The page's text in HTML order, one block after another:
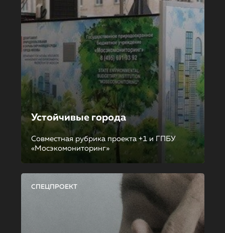
Устойчивые города
Совместная рубрика проекта +1 и ГПБУ
«Мосэкомониторинг»
СПЕЦПРОЕКТ